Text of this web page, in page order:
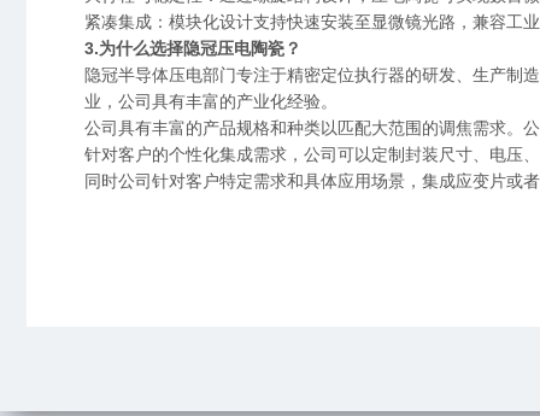
紧凑集成：模块化设计支持快速安装至显微镜光路，兼容工
3.为什么选择隐冠压电陶瓷？
隐冠半导体压电部门专注于精密定位执行器的研发、生产制
业，公司具有丰富的产业化经验。
公司具有丰富的产品规格和种类以匹配大范围的调焦需求。
针对客户的个性化集成需求，公司可以定制封装尺寸、电压
同时公司针对客户特定需求和具体应用场景，集成应变片或